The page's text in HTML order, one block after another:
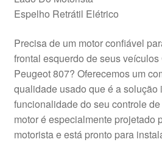
Espelho Retrátil Elétrico
Precisa de um motor confiável
frontal esquerdo de seus
Peugeot 807? Oferecemos um
qualidade usado que é a solução
funcionalidade do seu controle
motor é especialmente projetado
motorista e está pronto para